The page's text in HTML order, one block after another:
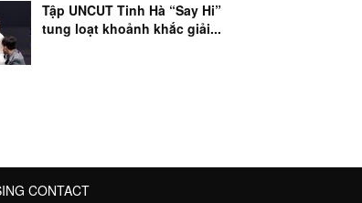
Tập UNCUT Tinh Hà “Say Hi”
tung loạt khoảnh khắc giải...
CONTACT